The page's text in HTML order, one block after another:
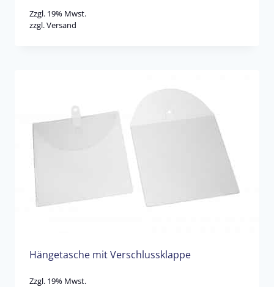
Zzgl. 19% Mwst.
zzgl.Versand
Hängetasche mit Verschlussklappe
Zzgl. 19% Mwst.